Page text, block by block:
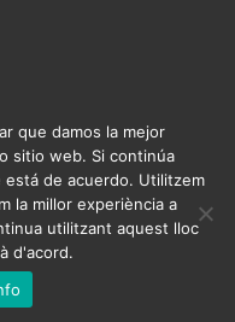
Blog
Contacto
SL, grupo
.
que damos la mejor
sitio web. Si continúa
de acuerdo. Utilitzem
la millor experiència a
utilitzant aquest lloc
d'acord.